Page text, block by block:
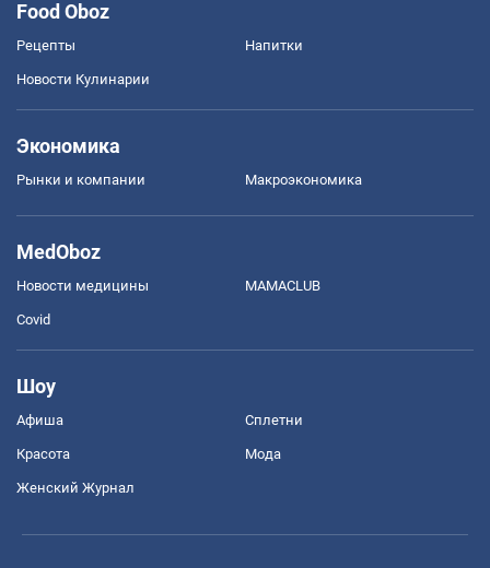
Food Oboz
Рецепты Напитки
Новости Кулинарии
Экономика
Рынки и компании Mакроэкономика
MedOboz
Новости медицины MAMACLUB
Covid
Шоу
Афиша Сплетни
Красота Мода
Женский Журнал